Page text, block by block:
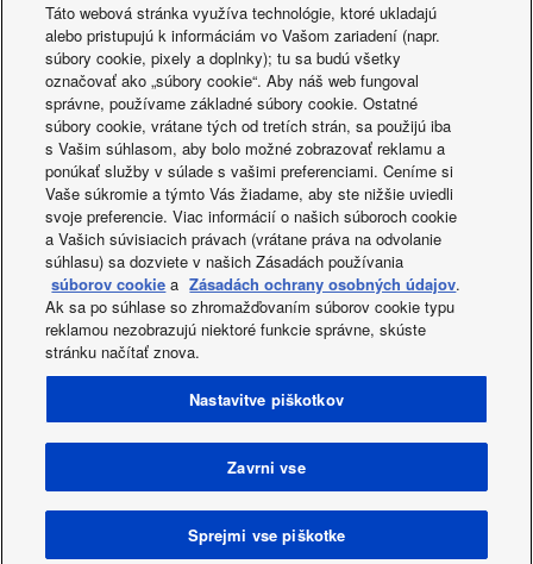
Panasonicova ekipa in
partnerji vam pomagajo pri
oblikovanju vašega projekta.
Stopite v stik z nami
Facebook Instagram Youtube
LinkedIn
Stopite v stik z nami
Pravilnik o zasebnosti
Pravilnik o uporabi piškotkov
Novice
Avtorske pravice © 2026 Panasonic Marketing Europe GmbH.
Vse pravice pridržane
Táto webová stránka využíva technológie, ktoré ukladajú
alebo pristupujú k informáciám vo Vašom zariadení (napr.
súbory cookie, pixely a doplnky); tu sa budú všetky
označovať ako „súbory cookie“. Aby náš web fungoval
správne, používame základné súbory cookie. Ostatné
súbory cookie, vrátane tých od tretích strán, sa použijú iba
s Vašim súhlasom, aby bolo možné zobrazovať reklamu a
ponúkať služby v súlade s vašimi preferenciami. Ceníme si
Vaše súkromie a týmto Vás žiadame, aby ste nižšie uviedli
svoje preferencie. Viac informácií o našich súboroch cookie
a Vašich súvisiacich právach (vrátane práva na odvolanie
súhlasu) sa dozviete v našich Zásadách používania
súborov cookie a Zásadách ochrany osobných údajov.
Ak sa po súhlase so zhromažďovaním súborov cookie typu
reklamou nezobrazujú niektoré funkcie správne, skúste
stránku načítať znova.
Nastavitve piškotkov
Zavrni vse
Sprejmi vse piškotke